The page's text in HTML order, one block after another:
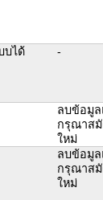
บได้
-
ลบข้อมูล
กรุณาส
ใหม่
ลบข้อมูล
กรุณาส
ใหม่